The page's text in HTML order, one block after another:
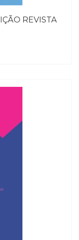
REVISTA